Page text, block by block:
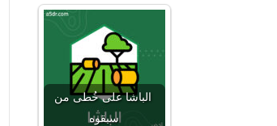
الباشا على خُطى من
سبقوه